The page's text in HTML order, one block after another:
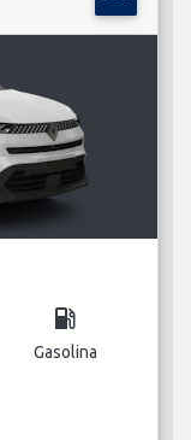
local_gas_station
Gasolina